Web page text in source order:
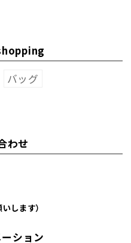
バッグ
わせ
します）
ション